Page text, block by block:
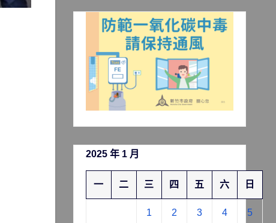
分
2025 年 1 月
一 二 三 四 五 六 日
1 2 3 4 5